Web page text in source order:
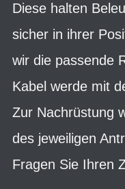
Diese halten
sicher in ihrer
wir die passende
Kabel werde mit
Zur Nachrüstung
des jeweiligen
Fragen Sie Ihren